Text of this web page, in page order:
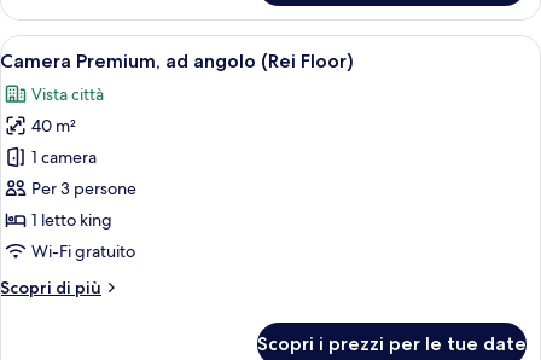
familiare
(Yu
Standard
Apri
tutte
le
foto
per
Camera
Premium,
ad
(Rei
Camera d'albergo moderna con un
6
Camera Premium, ad angolo (Rei Floor)
Vista città
40 m²
1 camera
Per 3 persone
1 letto king
Wi-Fi gratuito
Scopri di più
Altri
Scopri i prezzi per le tue date